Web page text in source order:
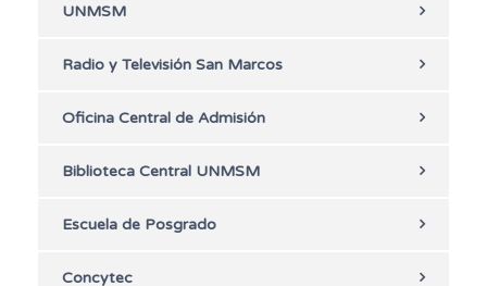
UNMSM
Radio y Televisión San Marcos
Oficina Central de Admisión
Biblioteca Central UNMSM
Escuela de Posgrado
Concytec